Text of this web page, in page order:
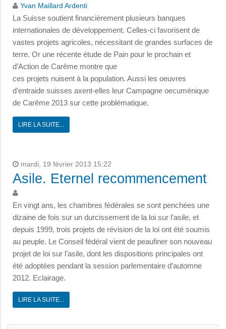
Yvan Maillard Ardenti
La Suisse soutient financièrement plusieurs banques
internationales de développement. Celles-ci favorisent de
vastes projets agricoles, nécessitant de grandes surfaces de
terre. Or une récente étude de Pain pour le prochain et
d’Action de Carême montre que
ces projets nuisent à la population. Aussi les oeuvres
d’entraide suisses axent-elles leur Campagne oecuménique
de Carême 2013 sur cette problématique.
LIRE LA SUITE...
mardi, 19 février 2013 15:22
Asile. Eternel recommencement
En vingt ans, les chambres fédérales se sont penchées une
dizaine de fois sur un durcissement de la loi sur l’asile, et
depuis 1999, trois projets de révision de la loi ont été soumis
au peuple. Le Conseil fédéral vient de peaufiner son nouveau
projet de loi sur l’asile, dont les dispositions principales ont
été adoptées pendant la session parlementaire d’automne
2012. Eclairage.
LIRE LA SUITE...